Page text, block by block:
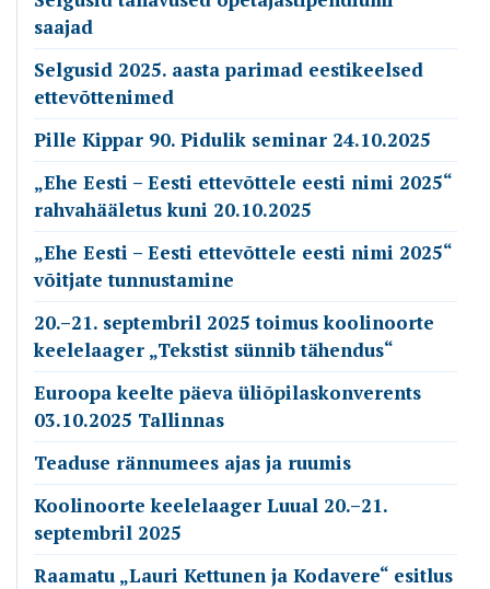
saajad
Selgusid 2025. aasta parimad eestikeelsed
ettevõttenimed
Pille Kippar 90. Pidulik seminar 24.10.2025
„Ehe Eesti – Eesti ettevõttele eesti nimi 2025“
rahvahääletus kuni 20.10.2025
„Ehe Eesti – Eesti ettevõttele eesti nimi 2025“
võitjate tunnustamine
20.–21. septembril 2025 toimus koolinoorte
keelelaager „Tekstist sünnib tähendus“
Euroopa keelte päeva üliõpilaskonverents
03.10.2025 Tallinnas
Teaduse rännumees ajas ja ruumis
Koolinoorte keelelaager Luual 20.–21.
septembril 2025
Raamatu „Lauri Kettunen ja Kodavere“ esitlus